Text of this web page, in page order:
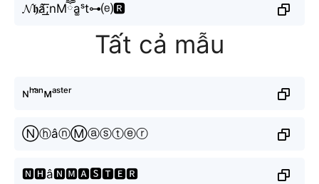
𝓝𝖍â̸͟͞;nMཽa͚ˢt⊶⒠🆁
Tất cả mẫu
ɴʰᵃ̂ⁿᴍᵃˢᵗᵉʳ
ⓃⓗâⓝⓂⓐⓢⓣⓔⓡ
🅽🅷â🅽🅼🅰🆂🆃🅴🆁